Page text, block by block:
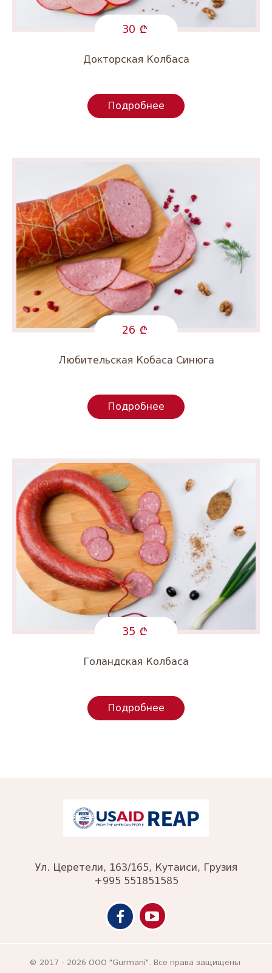
30
Докторская Колбаса
Подробнее
26
Любительская Кобаса Синюга
Подробнее
35
Голандская Колбаса
Подробнее
Ул. Церетели, 163/165, Кутаиси, Грузия
+995 551851585
© 2017 - 2026 ООО "Gurmani". Все права защищены.